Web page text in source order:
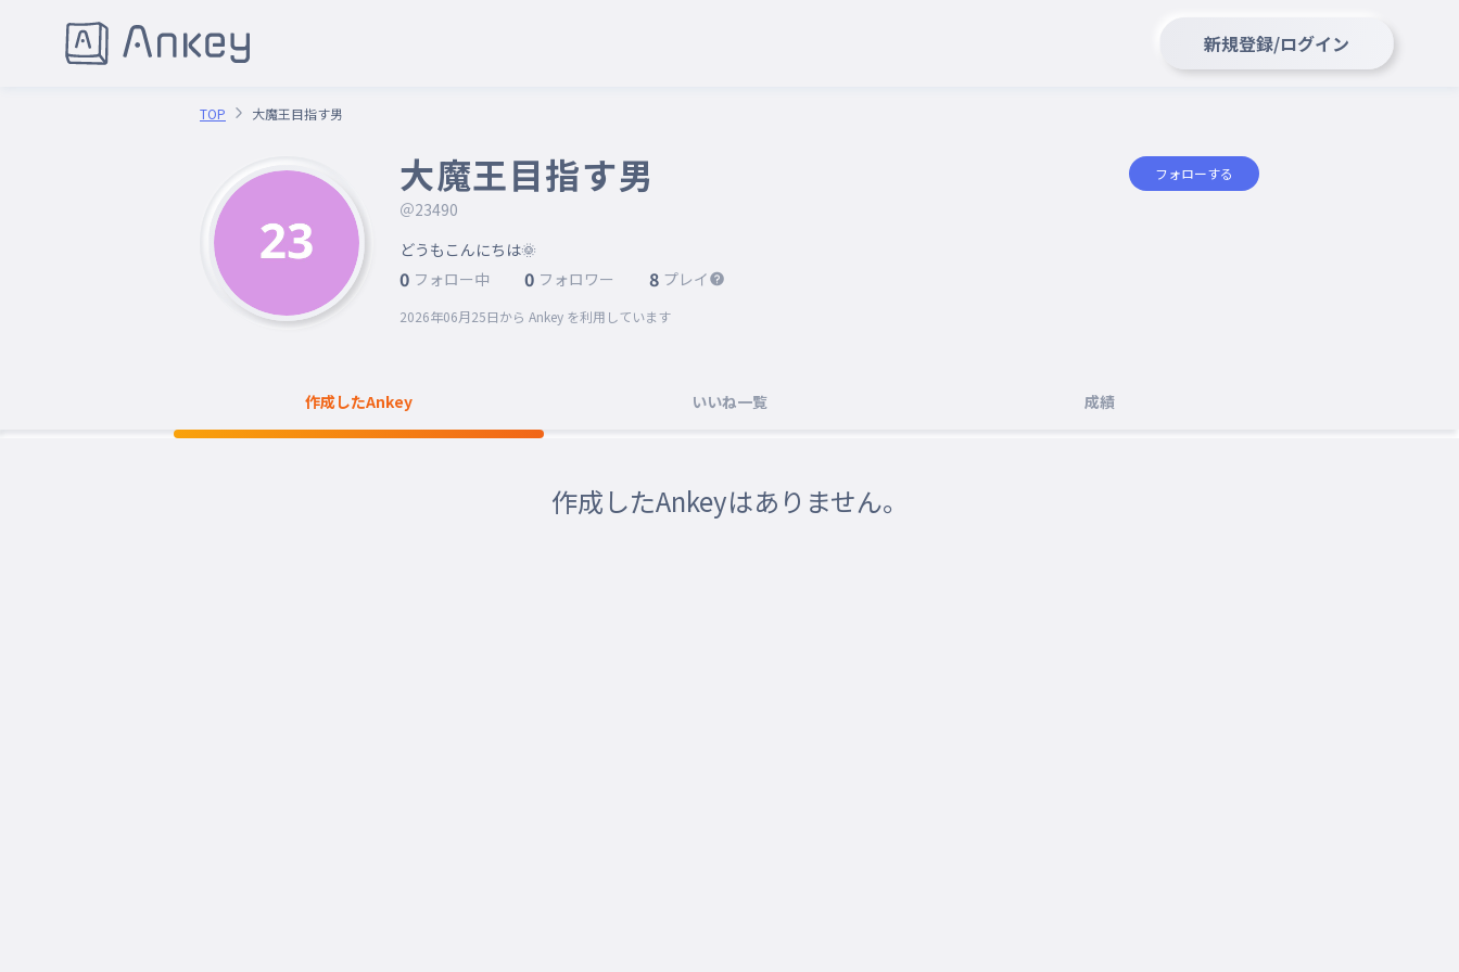
新規登録/ログイン
TOP 大魔王目指す男
大魔王目指す男
＠23490
フォローする
0 フォロー中 0 フォロワー 8 プレイ
2026年06月25日から Ankey を利用しています
作成したAnkey いいね一覧 成績
作成したAnkeyはありません。